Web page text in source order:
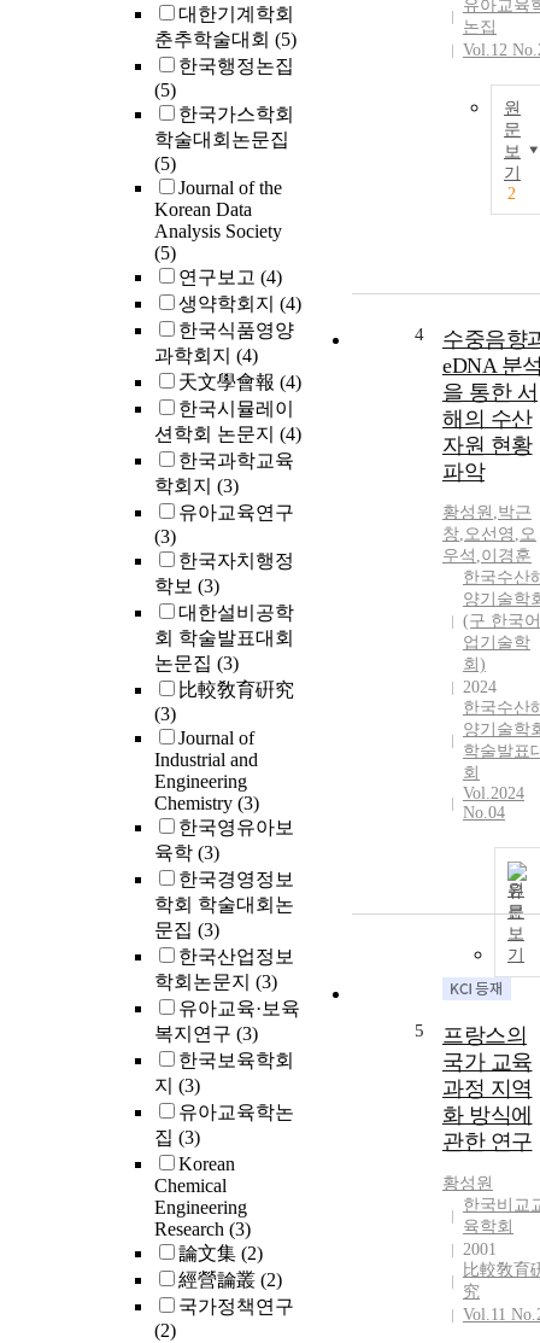
대한기계학회
춘추학술대회 (5)
한국행정논집
(5)
한국가스학회
학술대회논문집
(5)
Journal of the
Korean Data
Analysis Society
(5)
연구보고 (4)
생약학회지 (4)
한국식품영양
과학회지 (4)
天文學會報 (4)
한국시뮬레이
션학회 논문지 (4)
한국과학교육
학회지 (3)
유아교육연구
(3)
한국자치행정
학보 (3)
대한설비공학
회 학술발표대회
논문집 (3)
比較敎育硏究
(3)
Journal of
Industrial and
Engineering
Chemistry (3)
한국영유아보
육학 (3)
한국경영정보
학회 학술대회논
문집 (3)
한국산업정보
학회논문지 (3)
유아교육·보육
복지연구 (3)
한국보육학회
지 (3)
유아교육학논
집 (3)
Korean
Chemical
Engineering
Research (3)
論文集 (2)
經營論叢 (2)
국가정책연구
(2)
유아교육
논집
Vol.12
원
문
보
기
2
4
수중음향
eDNA 분
을 통한 서
해의 수산
자원 현황
파악
황성원 ,박근
창,오선영 ,오
우석 ,이경훈
한국수산
양기술학
(구 한국어
업기술학
회)
2024
한국수산
양기술학
학술발표
회
Vol.2024
No.04
원
문
보
기
5
프랑스의
국가 교육
과정 지역
화 방식에
관한 연구
황성원
한국비교
육학회
2001
比較敎育
究
Vol.11